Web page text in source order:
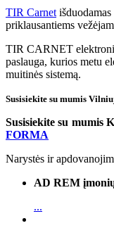
TIR Carnet
priklausantiems
TIR CARNET
paslauga, kurios metu
muitinės sistemą.
Susisiekite su mumis
Susisiekite su mumis
FORMA
Narystės ir
AD REM
...